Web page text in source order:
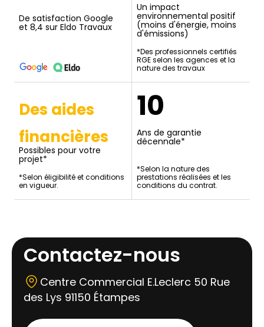
De satisfaction Google
et 8,4 sur Eldo Travaux
Un impact
environnemental positif
(moins d'énergie, moins
d'émissions)
*Des professionnels certifiés
RGE selon les agences et la
nature des travaux
Des aides
financières
Possibles pour votre
projet*
*Selon éligibilité et conditions
en vigueur.
10
Ans de garantie
décennale*
*Selon la nature des
prestations réalisées et les
conditions du contrat.
Contactez-nous
Centre Commercial E.Leclerc 50 Rue
des Lys 91150 Étampes